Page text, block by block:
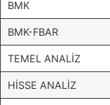
BMK
BMK-FBAR
TEMEL ANALİZ
HİSSE ANALİZ